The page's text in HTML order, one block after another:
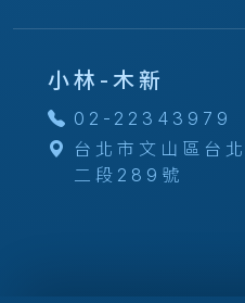
小林-木新
02-22343979
台北市文山區台
二段289號